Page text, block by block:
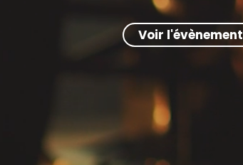
Voir l'évènement